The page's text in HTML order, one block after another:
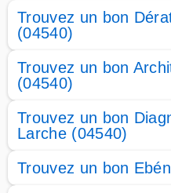
Trouvez un bon
(04540)
Trouvez un bon
(04540)
Trouvez un bon
Larche (04540)
Trouvez un bon